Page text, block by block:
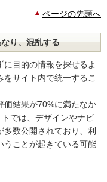
ページの先頭へ
り、混乱する
目的の情報を探せるよ
サイト内で統一するこ
価結果が70%に満たなか
では、デザインやナビ
数公開されており、利
うことが起きている可能